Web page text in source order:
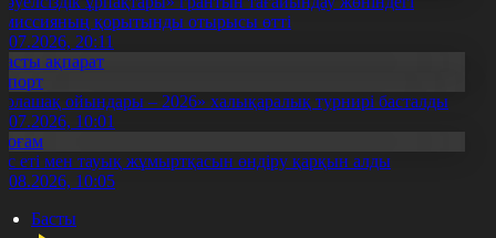
қорытынды отырысы өтті
20:11
ақпарат
ойындары – 2026» халықаралық турнирі басталды
10:01
еті мен тауық жұмыртқасын өндіру қарқын алды
10:05
Басты